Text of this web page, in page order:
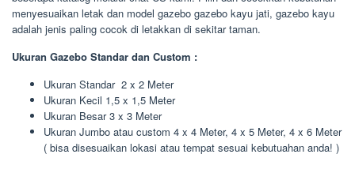
menyesuaikan letak dan model gazebo gazebo kayu jati, gazebo kayu
adalah jenis paling cocok di letakkan di sekitar taman.
Ukuran Gazebo Standar dan Custom :
Ukuran Standar 2 x 2 Meter
Ukuran Kecil 1,5 x 1,5 Meter
Ukuran Besar 3 x 3 Meter
Ukuran Jumbo atau custom 4 x 4 Meter, 4 x 5 Meter, 4 x 6 Meter
( bisa disesuaikan lokasi atau tempat sesuai kebutuahan anda! )